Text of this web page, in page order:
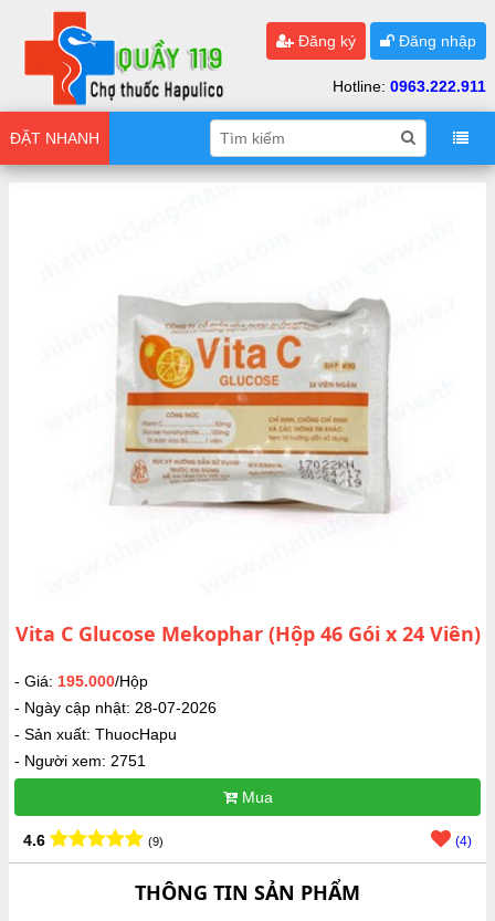
Đăng ký Đăng nhập
Hotline: 0963.222.911
ĐẶT NHANH
Vita C Glucose Mekophar (Hộp 46 Gói x 24 Viên)
- Giá: 195.000/Hộp
- Ngày cập nhật: 28-07-2026
- Sản xuất: ThuocHapu
- Người xem: 2751
Mua
4.6 (9) (4)
THÔNG TIN SẢN PHẨM